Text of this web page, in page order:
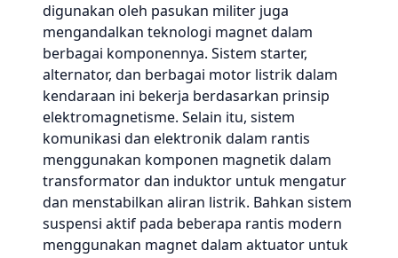
digunakan oleh pasukan militer juga
mengandalkan teknologi magnet dalam
berbagai komponennya. Sistem starter,
alternator, dan berbagai motor listrik dalam
kendaraan ini bekerja berdasarkan prinsip
elektromagnetisme. Selain itu, sistem
komunikasi dan elektronik dalam rantis
menggunakan komponen magnetik dalam
transformator dan induktor untuk mengatur
dan menstabilkan aliran listrik. Bahkan sistem
suspensi aktif pada beberapa rantis modern
menggunakan magnet dalam aktuator untuk